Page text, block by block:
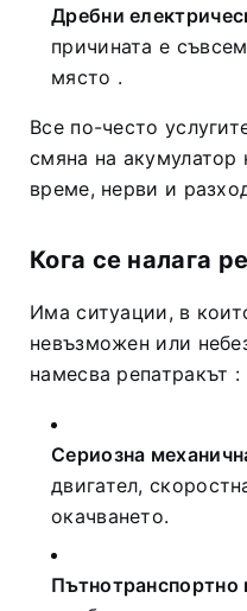
Дребни
причината е
място .
Все по-често
смяна на акумулатор
време, нерви и
Кога се налага
Има ситуации, в
невъзможен или
намесва репатракът :
Сериозна
двигател,
окачването.